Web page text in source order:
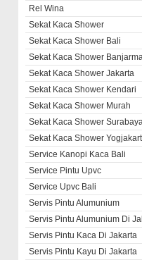
Rel Wina
Sekat Kaca Shower
Sekat Kaca Shower Bali
Sekat Kaca Shower
Sekat Kaca Shower Jakarta
Sekat Kaca Shower Kendari
Sekat Kaca Shower Murah
Sekat Kaca Shower
Sekat Kaca Shower
Service Kanopi Kaca Bali
Service Pintu Upvc
Service Upvc Bali
Servis Pintu Alumunium
Servis Pintu Alumunium Di
Servis Pintu Kaca Di Jakarta
Servis Pintu Kayu Di Jakarta